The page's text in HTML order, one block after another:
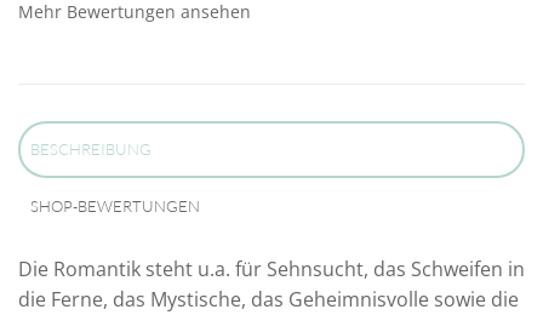
Mehr Bewertungen ansehen
BESCHREIBUNG
SHOP-BEWERTUNGEN
Die Romantik steht u.a. für Sehnsucht, das Schweifen in
die Ferne, das Mystische, das Geheimnisvolle sowie die